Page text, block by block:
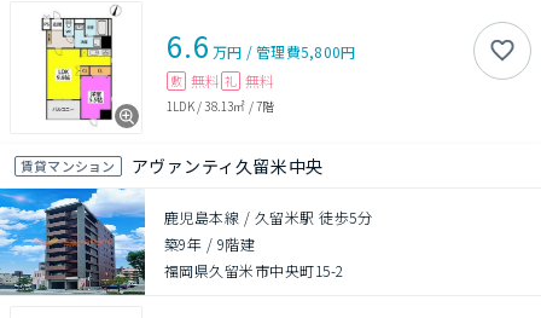
6.6 万円 /管理費5,800円
敷 無料 礼 無料
1LDK/38.13㎡ /7階
賃貸マンション アヴァンティ久留米中央
鹿児島本線 / 久留米駅 徒歩5分
築9年 / 9階建
福岡県久留米市中央町15-2